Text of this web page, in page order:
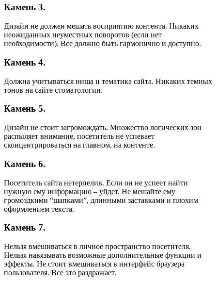
Камень 3.
Дизайн не должен мешать восприятию контента. Никаких
неожиданных неуместных поворотов (если нет
необходимости). Все должно быть гармонично и доступно.
Камень 4.
Должна учитываться ниша и тематика сайта. Никаких темных
тонов на сайте стоматологии.
Камень 5.
Дизайн не стоит загромождать. Множество логических зон
распыляет внимание, посетитель не успевает
сконцентрироваться на главном, на контенте.
Камень 6.
Посетитель сайта нетерпелив. Если он не успеет найти
нужную ему информацию – уйдет. Не мешайте ему
громоздкими “шапками”, длинными заставками и плохим
оформлением текста.
Камень 7.
Нельзя вмешиваться в личное пространство посетителя.
Нельзя навязывать возможные дополнительные функции и
эффекты. Не стоит вмешиваться в интерфейс браузера
пользователя. Все это раздражает.